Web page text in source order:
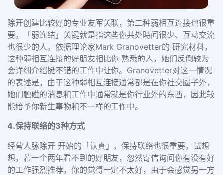
除开创建比较好的专业友军关联，第二种弱相互连接也很重
要。「弱连结」关键就是指这些你共处時间很少、互动交流
也很少的人。依据理论家Mark Granovetter的 研究材料，
这种弱相互连接的好朋友相比你 熟悉的人，她们反倒较为
会详细介绍挺不错的工作中让你。Granovetter对这一情况
的表述是，由于这种弱相互连接通常都是在你社交圈子外，
她们触碰的消息和工作中通常就是你行业外的东西，因此较
能给予你新生事物和不一样的工作中。
4.保持联络的3种方式
经营人脉除开 开始的「认真」，保持联络也很重要。试想
想，若一个两年看不到的好朋友，忽然寄信询问你有没有好
的工作强烈推荐，你的觉得一定不太好，由于会感觉另一方